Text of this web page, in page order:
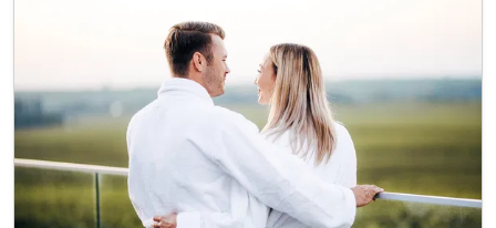
inkl. Mineralwasser im Hotelzimmer
inkl. PFALZ-CARD - die Gästekarte der Pfalz